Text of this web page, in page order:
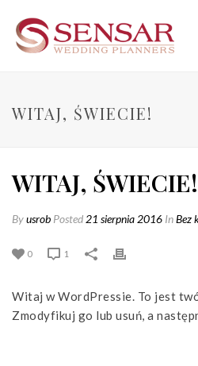
WITAJ, ŚWIECIE!
WITAJ, ŚWIECIE!
Byusrob Posted 21 sierpnia 2016 InBez
0 1
Witaj w WordPressie. To jest
Zmodyfikuj go lub usuń, a